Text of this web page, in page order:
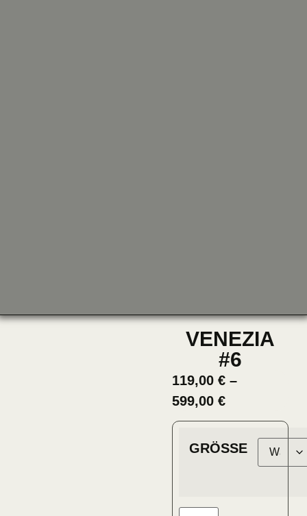
VENEZIA
#6
119,00 €–
599,00 €
GRÖSSE